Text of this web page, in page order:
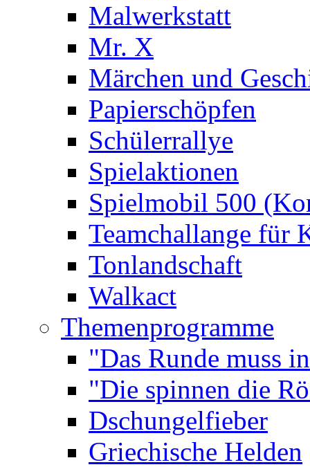
Malwerkstatt
Mr. X
Märchen und
Papierschöpfen
Schülerrallye
Spielaktionen
Spielmobil 500
Teamchallange für
Tonlandschaft
Walkact
Themenprogramme
"Das Runde muss
"Die spinnen die
Dschungelfieber
Griechische Helden